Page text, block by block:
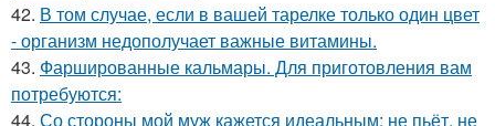
42. В том случае, если в вашей тарелке только один цвет
- организм недополучает важные витамины.
43. Фаршированные кальмары. Для приготовления вам
потребуются:
44. Со стороны мой муж кажется идеальным: не пьёт, не